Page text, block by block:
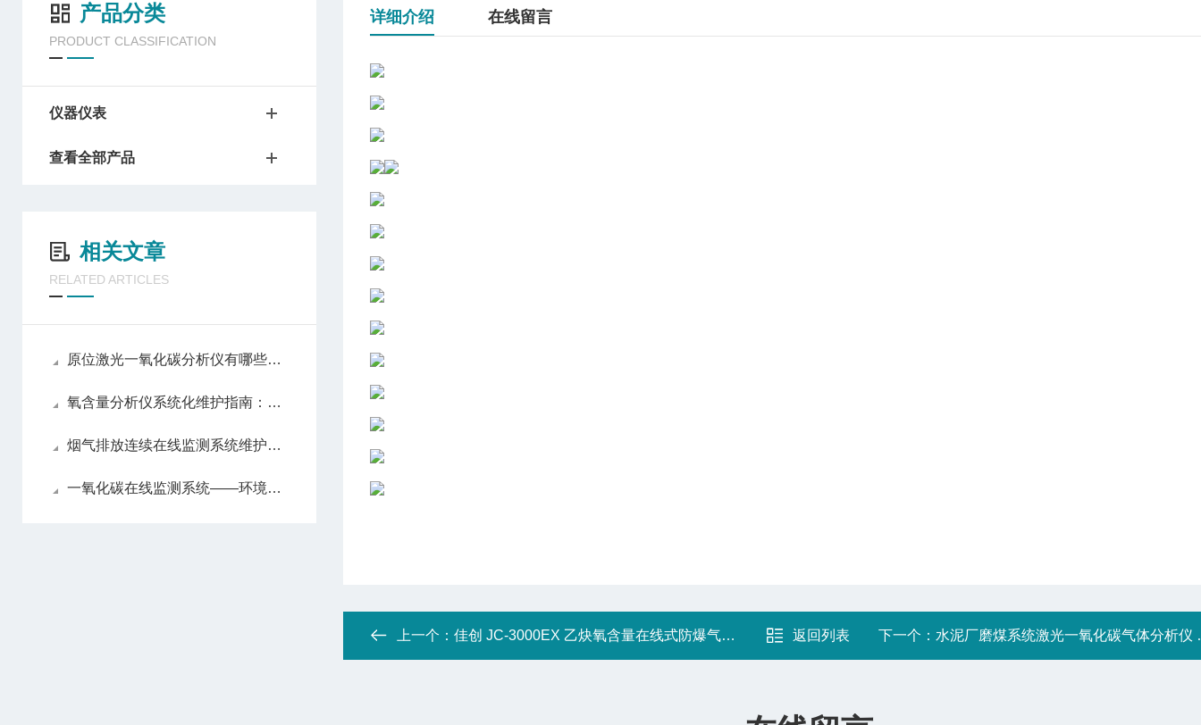
产品分类
PRODUCT CLASSIFICATION
仪器仪表
查看全部产品
相关文章
RELATED ARTICLES
原位激光一氧化碳分析仪有哪些亮眼的功能特色呢？
氧含量分析仪系统化维护指南：日常保养解析
烟气排放连续在线监测系统维护方法
一氧化碳在线监测系统——环境监测的智能守护者
详细介绍 在线留言
上一个： 佳创 JC-3000EX 乙炔氧含量在线式防爆气体分析仪 返回列表 下一个： 水泥厂磨煤系统激光一氧化碳气体分析仪 可联动氮气灭火系统